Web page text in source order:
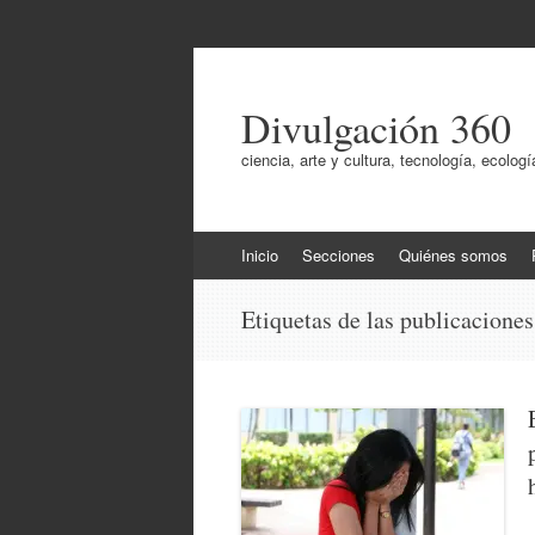
Divulgación 360
ciencia, arte y cultura, tecnología,
al
Inicio Secciones Quiénes somos
Etiquetas de las